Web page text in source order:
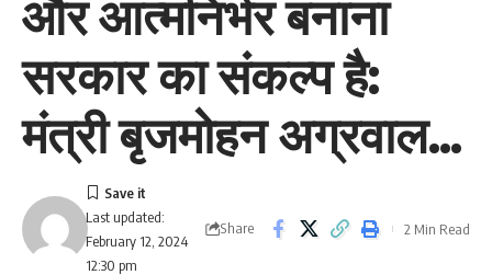
और आत्मनिर्भर बनाना
सरकार का संकल्प है:
मंत्री बृजमोहन अग्रवाल…
Last updated:
February 12, 2024
12:30 pm
Share 2 Min Read